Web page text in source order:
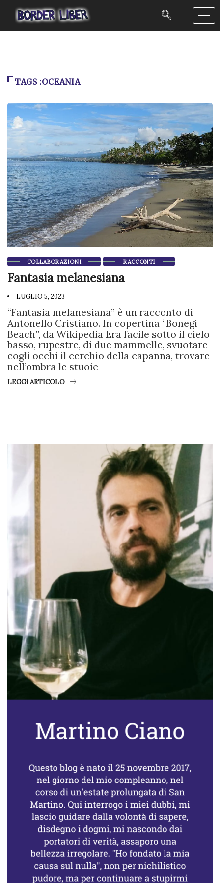
TAGS :OCEANIA
COLLABORAZIONI RACCONTI
Fantasia melanesiana
LUGLIO 5, 2023
“Fantasia melanesiana” è un racconto di
Antonello Cristiano. In copertina “Bonegi
Beach”, da Wikipedia Era facile sotto il cielo
basso, rupestre, di due mammelle, svuotare
cogli occhi il cerchio della capanna, trovare
nell’ombra le stuoie
LEGGI ARTICOLO